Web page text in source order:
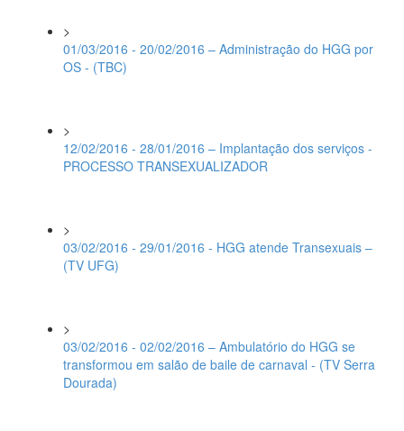
>
01/03/2016 - 20/02/2016 – Administração do HGG por
OS - (TBC)
>
12/02/2016 - 28/01/2016 – Implantação dos serviços -
PROCESSO TRANSEXUALIZADOR
>
03/02/2016 - 29/01/2016 - HGG atende Transexuais –
(TV UFG)
>
03/02/2016 - 02/02/2016 – Ambulatório do HGG se
transformou em salão de baile de carnaval - (TV Serra
Dourada)